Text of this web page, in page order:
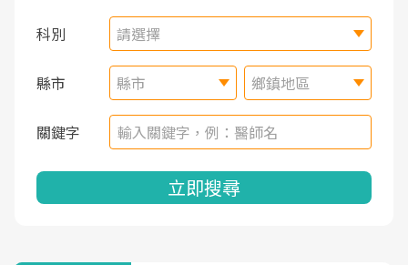
科別 請選擇
縣市 縣市 鄉鎮地區
關鍵字
立即搜尋